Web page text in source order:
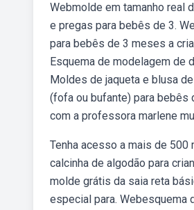
Webmolde em tamanho real
e pregas para bebês de 3.
para bebês de 3 meses a
Esquema de modelagem de
Moldes de jaqueta e blusa
(fofa ou bufante) para bebês
com a professora marlene
Tenha acesso a mais de
calcinha de algodão para
molde grátis da saia reta
especial para. Webesquema